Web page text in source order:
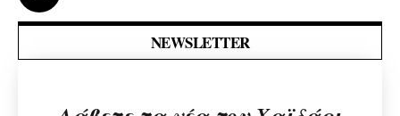
NEWSLETTER